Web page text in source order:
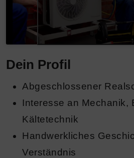
Dein Profil
Abgeschlossener
Interesse an Mechanik,
Kältetechnik
Handwerkliches
Verständnis